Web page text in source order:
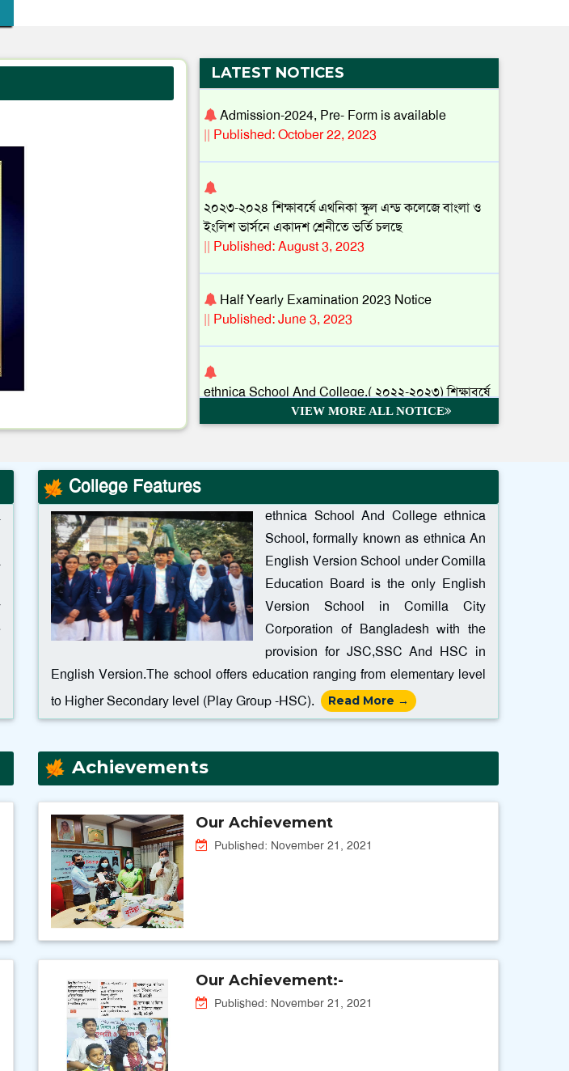
LATEST NOTICES
||Published: October 22, 2023
২০২৩-২০২৪ শিক্ষাবর্ষে এথনিকা স্কুল এন্ড কলেজে বাংলা ও
Half Yearly Examination 2023 Notice
|| Published: June 3, 2023
ethnica School And College,( ২০২২-২০২৩) শিক্ষাবর্ষে
Admission 2023 Pre-form is Available
||Published: November 15, 2022
||Published: March 16, 2024
Admission-2024, Pre- Form is available
||Published: October 22, 2023
২০২৩-২০২৪ শিক্ষাবর্ষে এথনিকা স্কুল এন্ড কলেজে বাংলা ও
ইংলিশ ভার্সনে একাদশ শ্রেনীতে ভর্তি চলছে
Published: August 3, 2023
||
ইংরেজির পাশাপাশি বাংলা ভার্সন শুরু হচ্ছে ।
||Published: November 15, 2022
VIEW MORE ALL NOTICE
College Features
ethnica School And College ethnica
School, formally known as ethnica An
English Version School under Comilla
Education Board is the only English
Version School in Comilla City
Corporation of Bangladesh with the
provision for JSC,SSC And HSC in
English Version.The school offers education ranging from elementary level
to Higher Secondary level (Play Group -HSC).
Read More →
Achievements
Our Achievement
Published: November 21, 2021
Our Achievement:-
Published: November 21, 2021